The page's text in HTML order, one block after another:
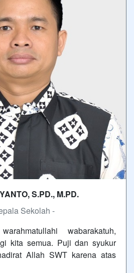
S.PD., M.PD.
Sekolah -
wabarakatuh,
kita semua. Puji dan syukur
Allah SWT karena atas